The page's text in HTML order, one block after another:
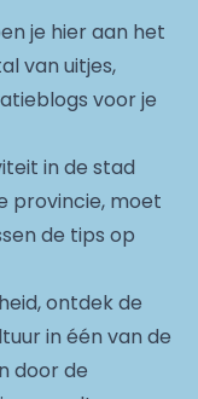
je hier aan het
van uitjes,
voor je
in de stad
provincie, moet
de tips op
ontdek de
in één van de
door de